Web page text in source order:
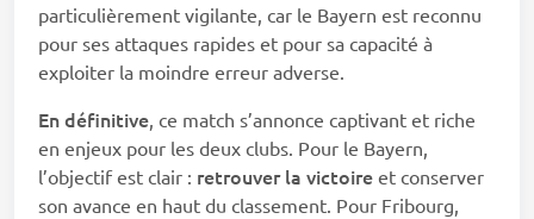
particulièrement vigilante, car le Bayern est reconnu
pour ses attaques rapides et pour sa capacité à
exploiter la moindre erreur adverse.
En définitive, ce match s’annonce captivant et riche
en enjeux pour les deux clubs. Pour le Bayern,
l’objectif est clair : retrouver la victoire et conserver
son avance en haut du classement. Pour Fribourg,